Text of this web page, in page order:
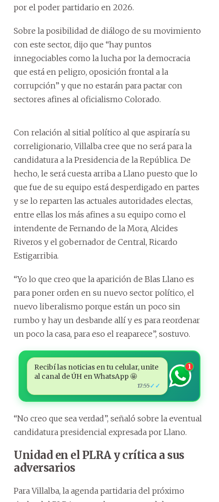
por el poder partidario en 2026.
Sobre la posibilidad de diálogo de su movimiento
con este sector, dijo que “hay puntos
innegociables como la lucha por la democracia
que está en peligro, oposición frontal a la
corrupción” y que no estarán para pactar con
sectores afines al oficialismo Colorado.
Con relación al sitial político al que aspiraría su
correligionario, Villalba cree que no será para la
candidatura a la Presidencia de la República. De
hecho, le será cuesta arriba a Llano puesto que lo
que fue de su equipo está desperdigado en partes
y se lo reparten las actuales autoridades electas,
entre ellas los más afines a su equipo como el
intendente de Fernando de la Mora, Alcides
Riveros y el gobernador de Central, Ricardo
Estigarribia.
“Yo lo que creo que la aparición de Blas Llano es
para poner orden en su nuevo sector político, el
nuevo liberalismo porque están un poco sin
rumbo y hay un desbande allí y es para reordenar
un poco la casa, para eso el reaparece”, sostuvo.
Recibí las noticias en tu celular, unite
al canal de ÚH en WhatsApp 🤩
17:55✓✓
1
“No creo que sea verdad”, señaló sobre la eventual
candidatura presidencial expresada por Llano.
Unidad en el PLRA y crítica a sus
adversarios
Para Villalba, la agenda partidaria del próximo